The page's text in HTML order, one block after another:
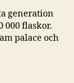
generation
000 flaskor.
palace och